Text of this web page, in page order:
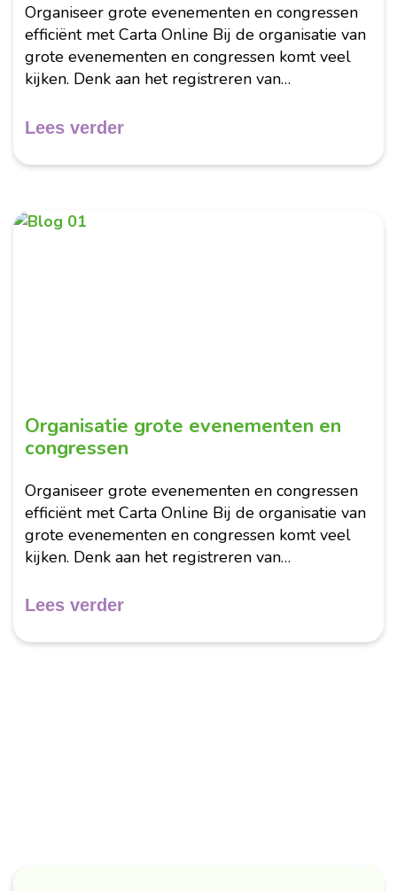
Organiseer grote evenementen en congressen
efficiënt met Carta Online Bij de organisatie van
grote evenementen en congressen komt veel
kijken. Denk aan het registreren van
beheren van toegang en het achteraf versturen
Lees verder
Organisatie grote evenementen en
congressen
Organiseer grote evenementen en congressen
efficiënt met Carta Online Bij de organisatie van
grote evenementen en congressen komt veel
kijken. Denk aan het registreren van
beheren van toegang en het achteraf versturen
Lees verder